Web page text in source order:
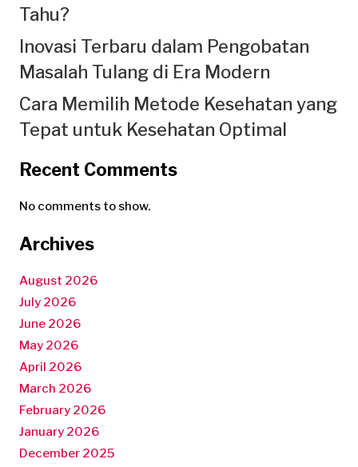
Tahu?
Inovasi Terbaru dalam Pengobatan
Masalah Tulang di Era Modern
Cara Memilih Metode Kesehatan yang
Tepat untuk Kesehatan Optimal
Recent Comments
No comments to show.
Archives
August 2026
July 2026
June 2026
May 2026
April 2026
March 2026
February 2026
January 2026
December 2025